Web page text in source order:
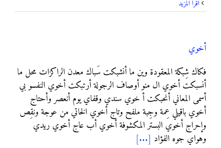
أخوي
فكاك شِبكة المعقودة وين ما أنشبكت سَباك معدن الراكزات محل ما
أنسبكت أخوي ال منو أوصاف الرجولة أرتبكت أخوي النفسو بي
أسمى المعاني أنحبكت أ خوي سندي وقفاي يوم أنعصر وأحتاج
أخوي باقيلي عِمة وجِبة ملفح وتاج أخوي الخاتي من عوجة ونقِص
وإحراج أخوي البستر المكشوفة أخوي أب عاج أخوي ريدي
وهواي جوه الفؤاد [...]